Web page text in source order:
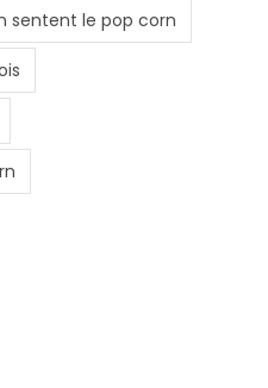
sentent le pop corn